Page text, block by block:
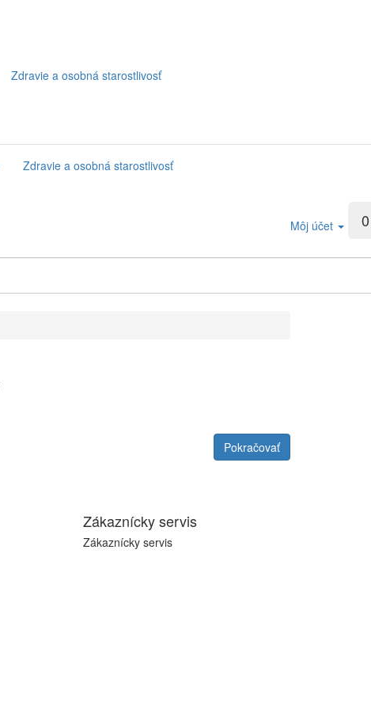
Zdravie a osobná starostlivosť
Zdravie a osobná starostlivosť
0
Môj účet
Pokračovať
Zákaznícky servis
Zákaznícky servis